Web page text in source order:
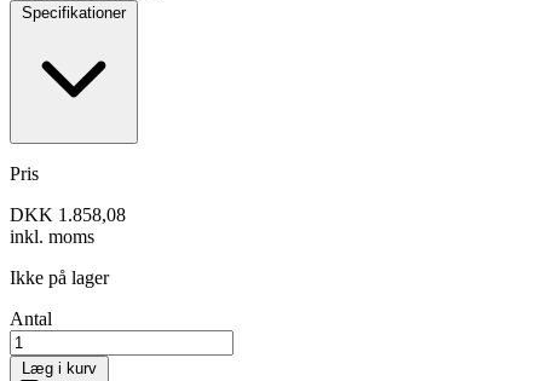
Specifikationer
Pris
DKK 1.858,08
inkl. moms
Ikke på lager
Antal
Læg i kurv